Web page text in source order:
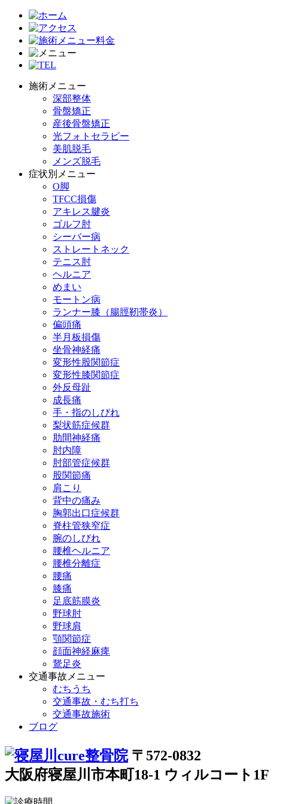
施術メニュー
深部整体
骨盤矯正
産後骨盤矯正
光フォトセラピー
美肌脱毛
メンズ脱毛
症状別メニュー
O脚
TFCC損傷
アキレス腱炎
ゴルフ肘
シーバー病
ストレートネック
テニス肘
ヘルニア
めまい
モートン病
ランナー膝（腸脛靭帯炎）
偏頭痛
半月板損傷
坐骨神経痛
変形性股関節症
変形性膝関節症
外反母趾
成長痛
手・指のしびれ
梨状筋症候群
肋間神経痛
肘内障
肘部管症候群
股関節痛
肩こり
背中の痛み
胸郭出口症候群
脊柱管狭窄症
腕のしびれ
腰椎ヘルニア
腰椎分離症
腰痛
膝痛
足底筋膜炎
野球肘
野球肩
顎関節症
顔面神経麻痺
鵞足炎
交通事故メニュー
むちうち
交通事故・むち打ち
交通事故施術
ブログ
〒572-0832
大阪府寝屋川市本町18-1 ウィルコート1F